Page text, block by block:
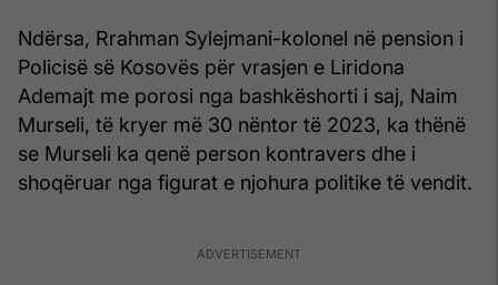
Ndërsa, Rrahman Sylejmani-kolonel në pension i
Policisë së Kosovës për vrasjen e Liridona
Ademajt me porosi nga bashkëshorti i saj, Naim
Murseli, të kryer më 30 nëntor të 2023, ka thënë
se Murseli ka qenë person kontravers dhe i
shoqëruar nga figurat e njohura politike të vendit.